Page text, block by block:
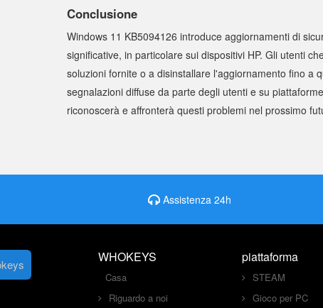
Conclusione
Windows 11 KB5094126 introduce aggiornamenti di
significative, in particolare sui dispositivi HP. Gli utenti
soluzioni fornite o a disinstallare l'aggiornamento fino a
segnalazioni diffuse da parte degli utenti e su
riconoscerà e affronterà questi problemi nel prossimo
Assistenza 24h
WHOKEYS
Casa
Riguardo a noi
piattaforma
STEAM
Gioco per PC